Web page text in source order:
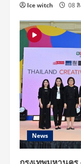
Ice witch 08
News